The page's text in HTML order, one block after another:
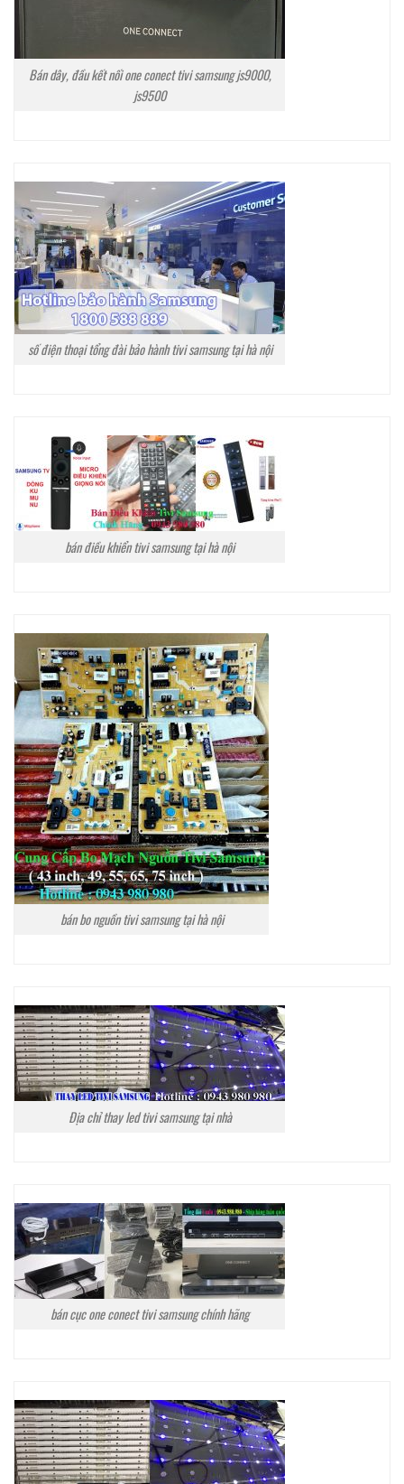
Bán dây, đầu kết nối one conect tivi samsung js9000,
js9500
số điện thoại tổng đài bảo hành tivi samsung tại hà nội
bán điều khiển tivi samsung tại hà nội
bán bo nguồn tivi samsung tại hà nội
Địa chỉ thay led tivi samsung tại nhà
bán cục one conect tivi samsung chính hãng